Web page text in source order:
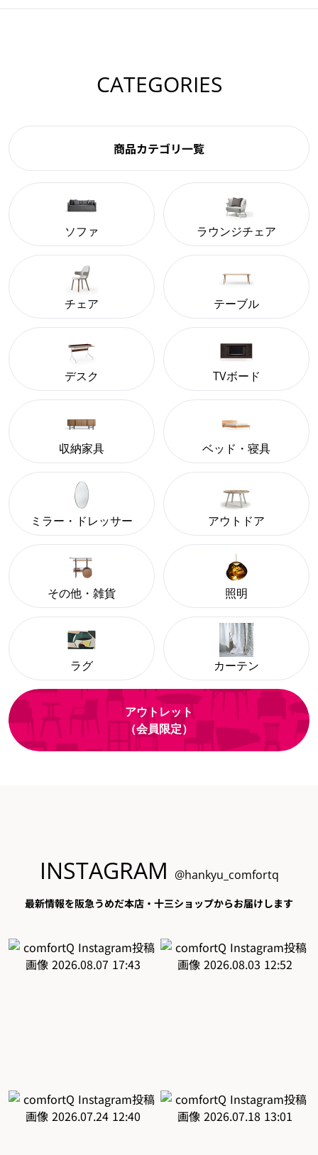
CATEGORIES
商品カテゴリ一覧
ソファ ラウンジチェア
チェア テーブル
デスク TVボード
収納家具 ベッド・寝具
ミラー・ドレッサー アウトドア
その他・雑貨 照明
ラグ カーテン
アウトレット
（会員限定）
INSTAGRAM @hankyu_comfortq
最新情報を阪急うめだ本店・十三ショップからお届けします